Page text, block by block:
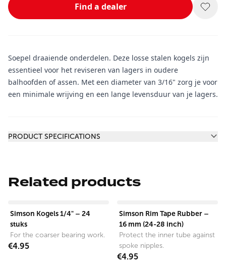
Find a dealer
Soepel draaiende onderdelen. Deze losse stalen kogels zijn
essentieel voor het reviseren van lagers in oudere
balhoofden of assen. Met een diameter van 3/16" zorg je voor
een minimale wrijving en een lange levensduur van je lagers.
PRODUCT SPECIFICATIONS
Related products
Simson Kogels 1/4" – 24
stuks
For the coarser bearing work.
€4.95
Simson Rim Tape Rubber –
16 mm (24-28 inch)
Protect the inner tube against
spoke nipples.
€4.95